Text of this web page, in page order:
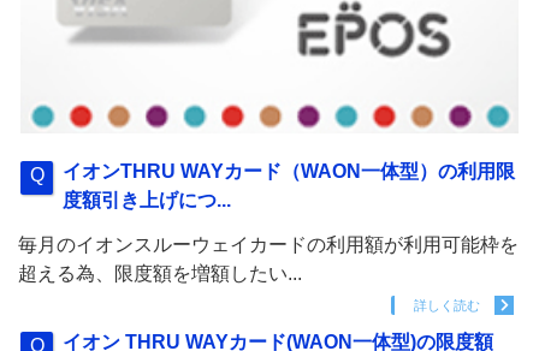
イオンTHRU WAYカード（WAON一体型）の利用限
度額引き上げにつ...
毎月のイオンスルーウェイカードの利用額が利用可能枠を
超える為、限度額を増額したい...
詳しく読む
イオン THRU WAYカード(WAON一体型)の限度額